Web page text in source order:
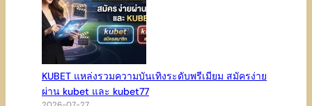
KUBET แหล่งรวมความบันเทิงระดับพรีเมียม สมัครง่าย
ผ่าน kubet และ kubet77